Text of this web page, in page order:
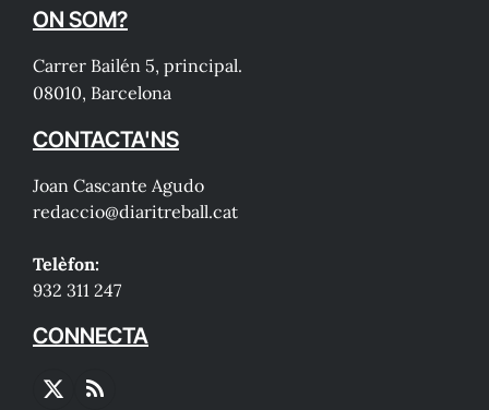
ON SOM?
Carrer Bailén 5, principal.
08010, Barcelona
CONTACTA'NS
Joan Cascante Agudo
redaccio@diaritreball.cat
Telèfon:
932 311 247
CONNECTA
X
RSS